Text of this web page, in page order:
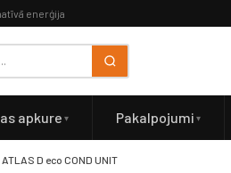
enerģija
apkure Pakalpojumi
ATLAS D eco COND UNIT